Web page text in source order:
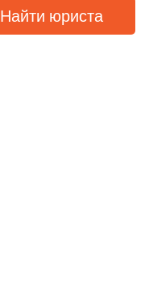
Найти юриста